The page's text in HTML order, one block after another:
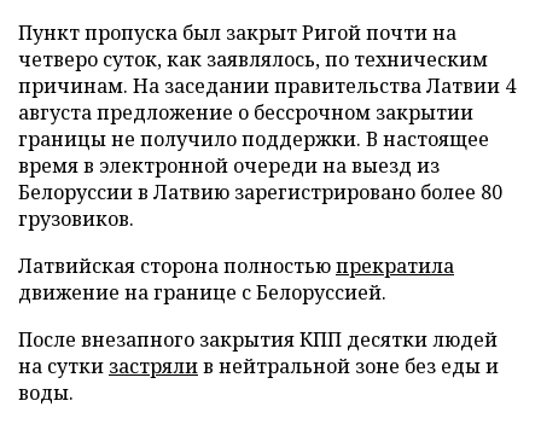
Пункт пропуска был закрыт Ригой почти на
четверо суток, как заявлялось, по техническим
причинам. На заседании правительства Латвии 4
августа предложение о бессрочном закрытии
границы не получило поддержки. В настоящее
время в электронной очереди на выезд из
Белоруссии в Латвию зарегистрировано более 80
грузовиков.
Латвийская сторона полностьюпрекратила
движение на границе с Белоруссией.
После внезапного закрытия КПП десятки людей
на сутки застрялив нейтральной зоне без еды и
воды.